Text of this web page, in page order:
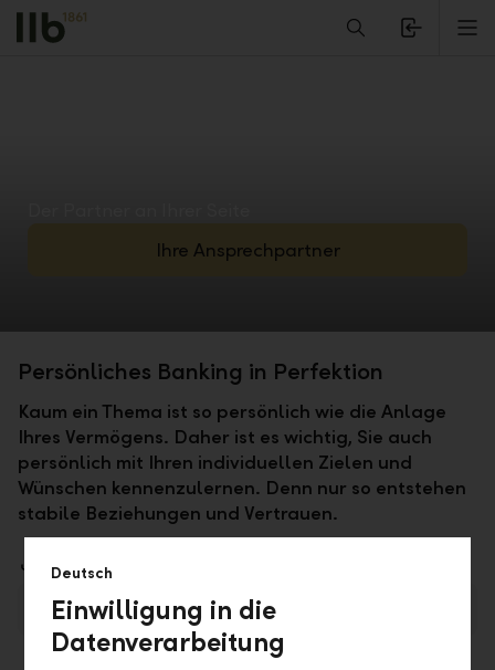
Alerts.Headline
Ihre Ansprechpartner
Persönliches Banking in Perfektion
Kaum ein Thema ist so persönlich wie die Anlage
Ihres Vermögens. Daher ist es wichtig, Sie auch
persönlich mit Ihren individuellen Zielen und
Wünschen kennenzulernen. Denn nur so entstehen
stabile Beziehungen und Vertrauen.
Geld & Börse PDF
Deutsch
Einwilligung in die
Datenverarbeitung